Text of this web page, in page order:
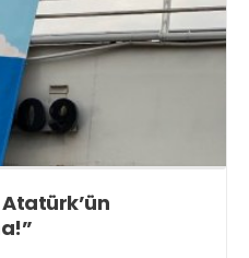
Atatürk’ün